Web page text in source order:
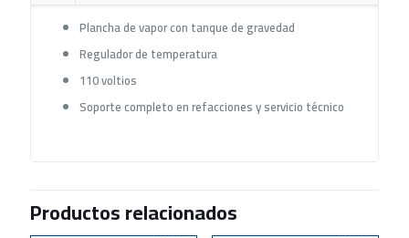
Plancha de vapor con tanque de gravedad
Regulador de temperatura
110 voltios
Soporte completo en refacciones y servicio técnico
Productos relacionados